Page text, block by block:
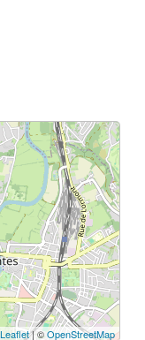
Leaflet| ©OpenStreetMap